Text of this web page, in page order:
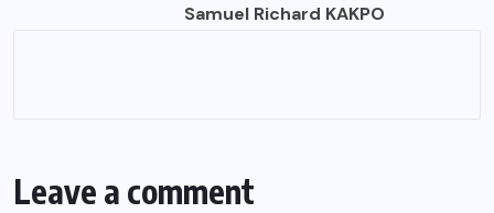
Samuel Richard KAKPO
Leave a comment